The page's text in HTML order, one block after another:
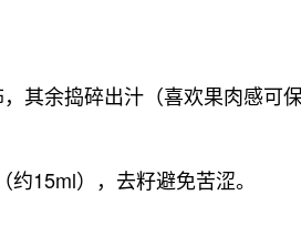
其余捣碎出汁（喜欢果肉感可
15ml），去籽避免苦涩。